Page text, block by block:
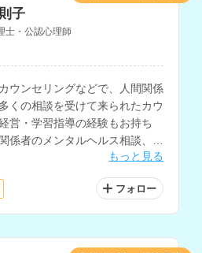
子
士・公認心理師
ウンセリングなどで、人間関係
くの相談を受けて来られたカウ
営・学習指導の経験もお持ち
係者のメンタルヘルス相談、大
・保護者の相談などを行ってお
もっと見る
フォロー